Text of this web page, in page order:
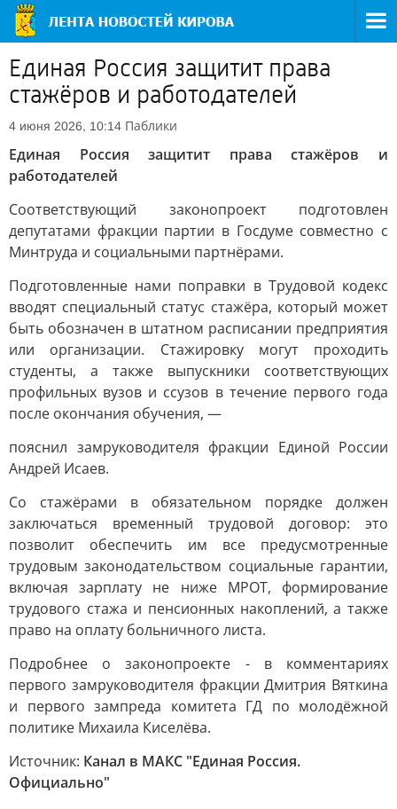
Единая Россия защитит права
стажёров и работодателей
4 июня 2026, 10:14 Паблики
Единая Россия защитит права стажёров и
работодателей
Соответствующий законопроект подготовлен
депутатами фракции партии в Госдуме совместно с
Минтруда и социальными партнёрами.
Подготовленные нами поправки в Трудовой кодекс
вводят специальный статус стажёра, который может
быть обозначен в штатном расписании предприятия
или организации. Стажировку могут проходить
студенты, а также выпускники соответствующих
профильных вузов и ссузов в течение первого года
после окончания обучения, —
пояснил замруководителя фракции Единой России
Андрей Исаев.
Со стажёрами в обязательном порядке должен
заключаться временный трудовой договор: это
позволит обеспечить им все предусмотренные
трудовым законодательством социальные гарантии,
включая зарплату не ниже МРОТ, формирование
трудового стажа и пенсионных накоплений, а также
право на оплату больничного листа.
Подробнее о законопроекте - в комментариях
первого замруководителя фракции Дмитрия Вяткина
и первого зампреда комитета ГД по молодёжной
политике Михаила Киселёва.
Источник: Канал в МАКС "Единая Россия.
Официально"